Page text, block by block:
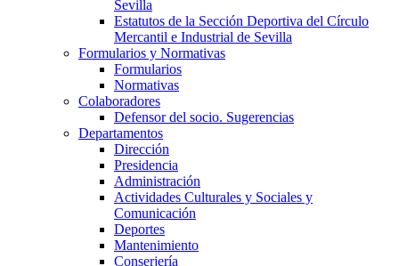
Sevilla
Estatutos de la Sección Deportiva del Círculo
Mercantil e Industrial de Sevilla
Formularios y Normativas
Formularios
Normativas
Colaboradores
Defensor del socio. Sugerencias
Departamentos
Dirección
Presidencia
Administración
Actividades Culturales y Sociales y
Comunicación
Deportes
Mantenimiento
Conserjería